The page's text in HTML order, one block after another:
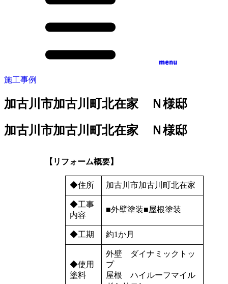
menu
施工事例
加古川市加古川町北在家 Ｎ様邸
加古川市加古川町北在家 Ｎ様邸
【リフォーム概要】
◆住所 加古川市加古川町北在家
◆工事
内容
■外壁塗装■屋根塗装
◆工期 約1か月
◆使用
塗料
外壁 ダイナミックトッ
プ
屋根 ハイルーフマイル